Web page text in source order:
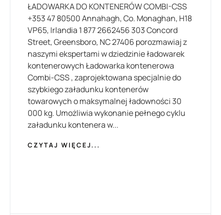
ŁADOWARKA DO KONTENERÓW COMBI-CSS
+353 47 80500 Annahagh, Co. Monaghan, H18
VP65, Irlandia 1 877 2662456 303 Concord
Street, Greensboro, NC 27406 porozmawiaj z
naszymi ekspertami w dziedzinie ładowarek
kontenerowych Ładowarka kontenerowa
Combi-CSS , zaprojektowana specjalnie do
szybkiego załadunku kontenerów
towarowych o maksymalnej ładowności 30
000 kg. Umożliwia wykonanie pełnego cyklu
załadunku kontenera w...
CZYTAJ WIĘCEJ...